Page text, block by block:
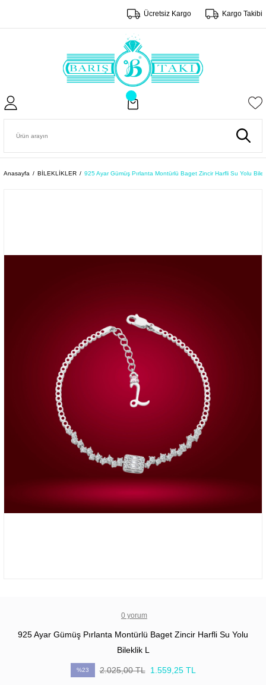
Ücretsiz Kargo Kargo Takibi
Anasayfa BİLEKLİKLER 925 Ayar Gümüş Pırlanta Montürlü Baget Zincir Harfli Su Yolu
0 yorum
925 Ayar Gümüş Pırlanta Montürlü Baget Zincir Harfli Su Yolu
Bileklik L
%23 2.025,00 TL 1.559,25 TL